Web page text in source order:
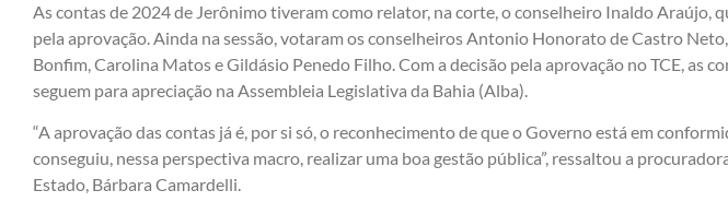
As contas de 2024 de Jerônimo tiveram como relator, na corte, o conselheiro Inaldo Araújo,
pela aprovação. Ainda na sessão, votaram os conselheiros Antonio Honorato de Castro
Bonfim, Carolina Matos e Gildásio Penedo Filho. Com a decisão pela aprovação no TCE, as
seguem para apreciação na Assembleia Legislativa da Bahia (Alba).
“A aprovação das contas já é, por si só, o reconhecimento de que o Governo está em
conseguiu, nessa perspectiva macro, realizar uma boa gestão pública”, ressaltou a
Estado, Bárbara Camardelli.